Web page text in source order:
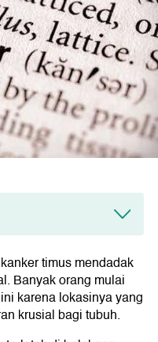
timus mendadak
Banyak orang mulai
karena lokasinya yang
krusial bagi tubuh.